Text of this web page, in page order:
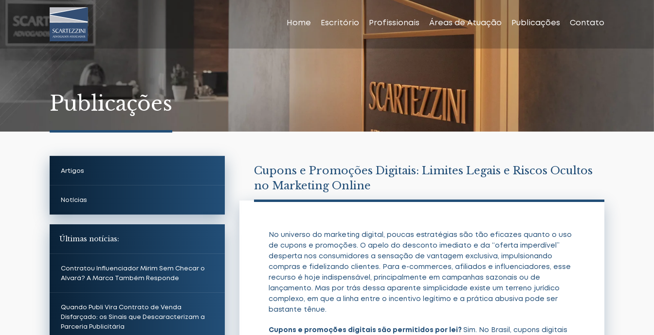
Home Escritório Profissionais Áreas de Atuação Publicações Contato
Publicações
Artigos
Notícias
Últimas notícias:
Contratou Influenciador Mirim Sem Checar o
Alvará? A Marca Também Responde
Quando Publi Vira Contrato de Venda
Disfarçado: os Sinais que Descaracterizam a
Parceria Publicitária
Cupons e Promoções Digitais: Limites Legais e Riscos Ocultos
no Marketing Online
No universo do marketing digital, poucas estratégias são tão eficazes quanto o uso
de cupons e promoções. O apelo do desconto imediato e da “oferta imperdível”
desperta nos consumidores a sensação de vantagem exclusiva, impulsionando
compras e fidelizando clientes. Para e-commerces, afiliados e influenciadores, esse
recurso é hoje indispensável, principalmente em campanhas sazonais ou de
lançamento. Mas por trás dessa aparente simplicidade existe um terreno jurídico
complexo, em que a linha entre o incentivo legítimo e a prática abusiva pode ser
bastante tênue.
Cupons e promoções digitais são permitidos por lei? Sim. No Brasil, cupons digitais